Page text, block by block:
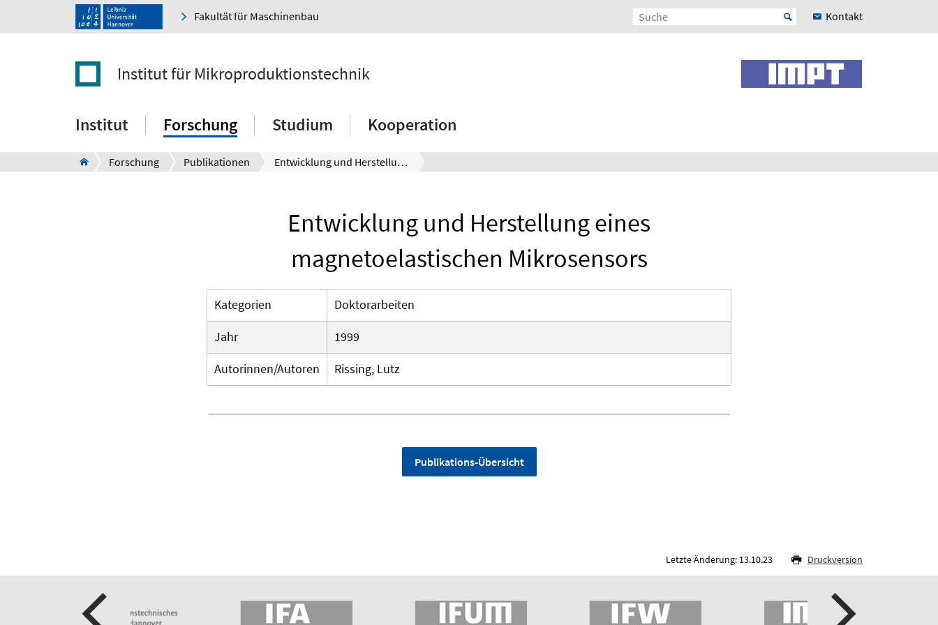
Fakultät für Maschinenbau Kontakt
Institut für Mikroproduktionstechnik
Institut Forschung Studium Kooperation
Forschung Publikationen Entwicklung und Herstellung eines magnetoelastischen Mikrosensors
Entwicklung und Herstellung eines
magnetoelastischen Mikrosensors
Kategorien
Doktorarbeiten
Jahr
1999
Autorinnen/Autoren
Rissing, Lutz
Publikations-Übersicht
Letzte Änderung: 13.10.23 Druckversion